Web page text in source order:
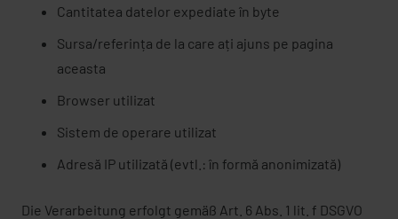
Cantitatea datelor expediate în byte
Sursa/referința de la care ați ajuns pe pagina
aceasta
Browser utilizat
Sistem de operare utilizat
Adresă IP utilizată (evtl.: în formă anonimizată)
Die Verarbeitung erfolgt gemäß Art. 6 Abs. 1 lit. f DSGVO